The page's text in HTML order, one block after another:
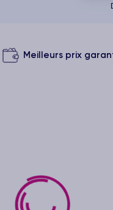
Meilleurs prix